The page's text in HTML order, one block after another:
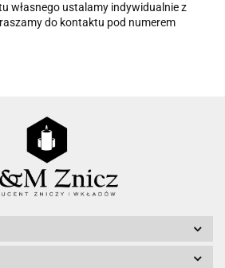
własnego ustalamy indywidualnie z
do kontaktu pod numerem